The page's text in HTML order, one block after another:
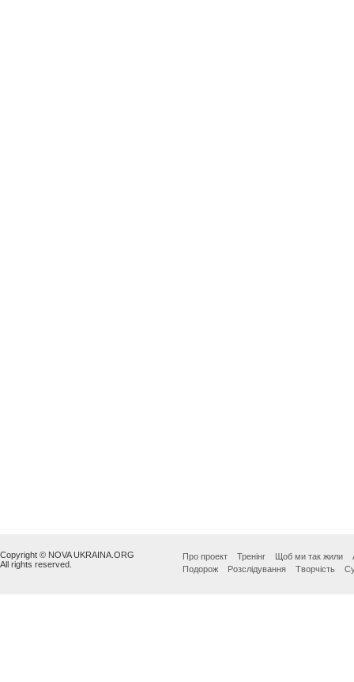
Copyright © NOVA UKRAINA.ORG
All rights reserved.
Про проект Тренінг Щоб ми так жили
Подорож
Розслідування Творчість